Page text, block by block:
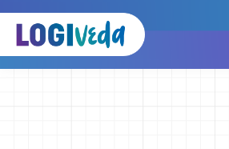
Self Paced E-
Live